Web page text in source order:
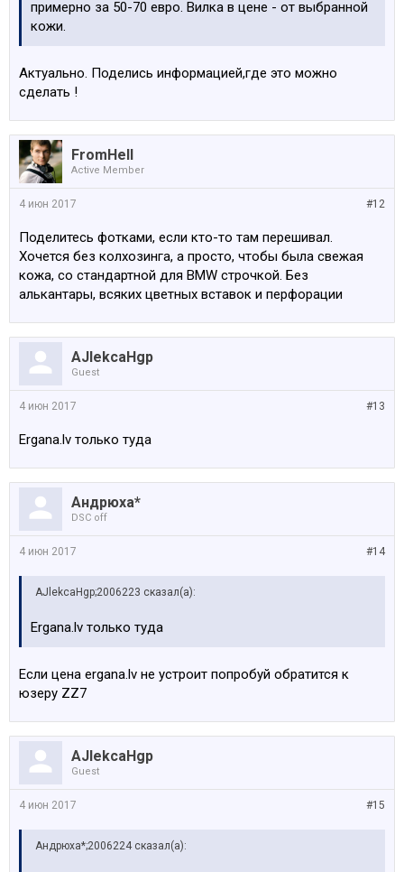
примерно за 50-70 евро. Вилка в цене - от выбранной
кожи.
Актуально. Поделись информацией,где это можно
сделать !
FromHell
Active Member
#12
4 июн 2017
Поделитесь фотками, если кто-то там перешивал.
Хочется без колхозинга, а просто, чтобы была свежая
кожа, со стандартной для BMW строчкой. Без
алькантары, всяких цветных вставок и перфорации
AJlekcaHgp
Guest
#13
4 июн 2017
Ergana.lv только туда
Андрюха*
DSC off
#14
4 июн 2017
AJlekcaHgp;2006223 сказал(а):
Ergana.lv только туда
Если цена ergana.lv не устроит попробуй обратится к
юзеру ZZ7
AJlekcaHgp
Guest
#15
4 июн 2017
Андрюха*;2006224 сказал(а):